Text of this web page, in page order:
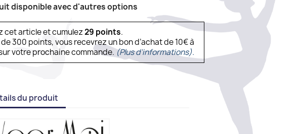
disponible avec d'autres options
cet article et cumulez29 points.
300 points, vous recevrez un bon d’achat de 10€ à
votre prochaine commande. (Plus d'informations).
du produit